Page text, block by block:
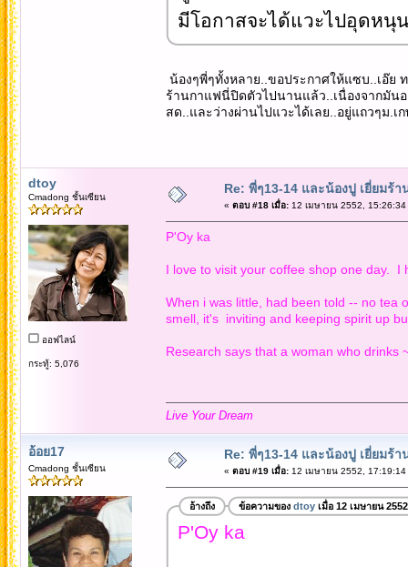
มีโอกาสจะได้แวะไปอุดหนุ
น้องๆพี่ๆทั้งหลาย..ขอประกาศให้แซบ..เอ๊ย
ร้านกาแฟนี่ปิดตัวไปนานแล้ว..เนื่องจากมัน
สด..และว่างผ่านไปแวะได้เลย..อยู่แถวๆม.เ
dtoy
Cmadong ชั้นเซียน
ออฟไลน์
กระทู้: 5,076
Re: พี่ๆ13-14 และน้องปู เยี่ยมร้า
« ตอบ #18 เมื่อ:12 เมษายน 2552, 15:26:34
P'Oy ka
I love to visit your coffee shop one day. I
When i was little, had been told -- no tea
smell, it's inviting and keeping spirit up
Research says that a woman who drinks
Live Your Dream
อ้อย17
Cmadong ชั้นเซียน
Re: พี่ๆ13-14 และน้องปู เยี่ยมร้า
« ตอบ #19 เมื่อ:12 เมษายน 2552, 17:19:14
อ้างถึง ข้อความของ dtoyเมื่อ 12 เมษายน
P'Oy ka